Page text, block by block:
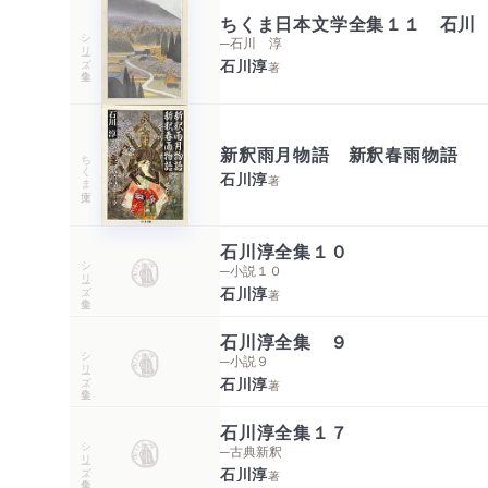
シリーズ・全集
ちくま日本文学全集１１ 石
─石川 淳
石川淳著
ちくま文庫 新釈雨月物語 新釈春雨物語
石川淳著
シリーズ・全集
石川淳全集１０
─小説１０
石川淳著
シリーズ・全集
石川淳全集 ９
─小説９
石川淳著
シリーズ・全集
石川淳全集１７
─古典新釈
石川淳著